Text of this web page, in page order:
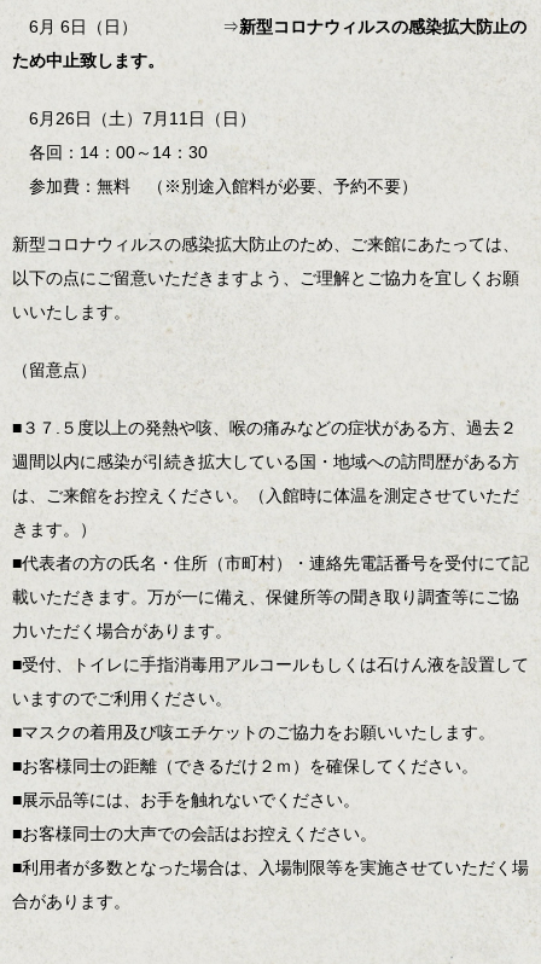
6月 6日（日） ⇒新型コロナウィルスの感染拡大防止の
ため中止致します。
6月26日（土）7月11日（日）
各回：14：00～14：30
参加費：無料 （※別途入館料が必要、予約不要）
新型コロナウィルスの感染拡大防止のため、ご来館にあたっては、
以下の点にご留意いただきますよう、ご理解とご協力を宜しくお願
いいたします。
（留意点）
■３７.５度以上の発熱や咳、喉の痛みなどの症状がある方、過去２
週間以内に感染が引続き拡大している国・地域への訪問歴がある方
は、ご来館をお控えください。（入館時に体温を測定させていただ
きます。）
■代表者の方の氏名・住所（市町村）・連絡先電話番号を受付にて記
載いただきます。万が一に備え、保健所等の聞き取り調査等にご協
力いただく場合があります。
■受付、トイレに手指消毒用アルコールもしくは石けん液を設置して
いますのでご利用ください。
■マスクの着用及び咳エチケットのご協力をお願いいたします。
■お客様同士の距離（できるだけ２ｍ）を確保してください。
■展示品等には、お手を触れないでください。
■お客様同士の大声での会話はお控えください。
■利用者が多数となった場合は、入場制限等を実施させていただく場
合があります。